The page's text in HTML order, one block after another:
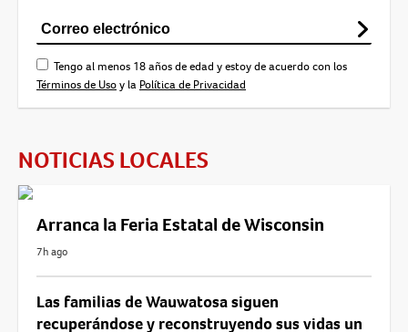
Tengo al menos 18 años de edad y estoy de acuerdo con los
Términos de Usoy la Política de Privacidad
NOTICIAS LOCALES
Arranca la Feria Estatal de Wisconsin
7h ago
Las familias de Wauwatosa siguen
recuperándose y reconstruyendo sus vidas un